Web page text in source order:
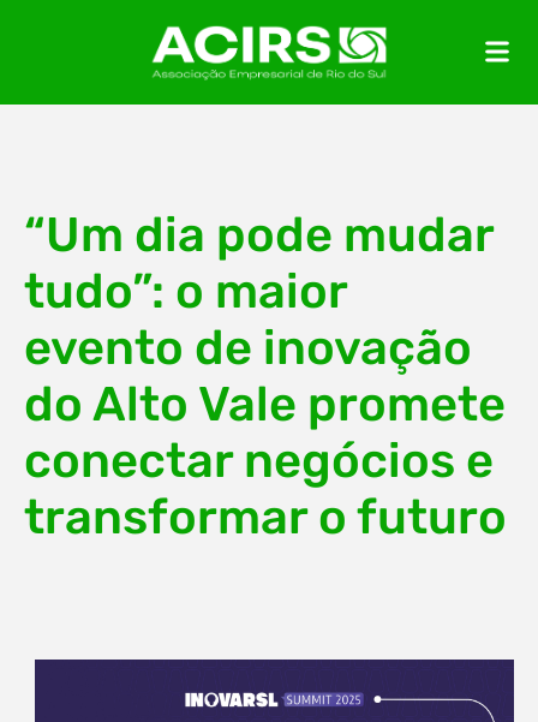
“Um dia pode mudar
tudo”: o maior
evento de inovação
do Alto Vale promete
conectar negócios e
transformar o futuro